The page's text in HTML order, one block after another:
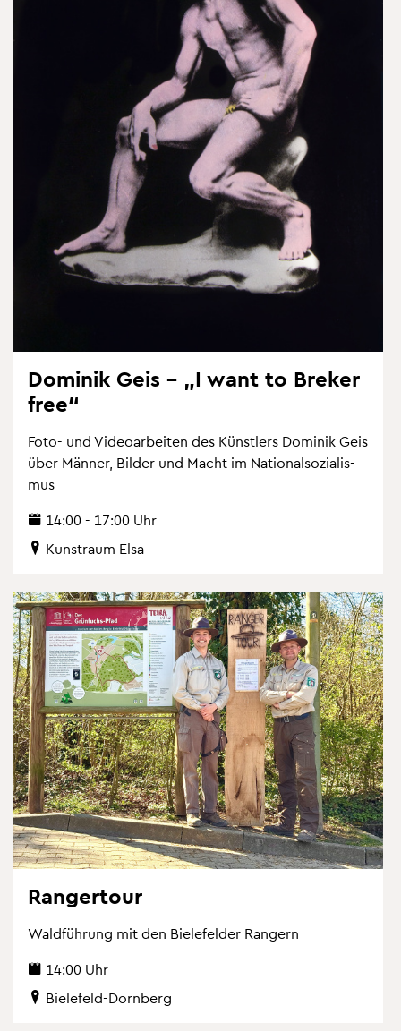
Do­mi­nik Geis – „I want to Bre­ker
free“
Foto- und Vi­deo­ar­bei­ten des Künst­lers Do­mi­nik Geis
über Män­ner, Bil­der und Macht im Na­tio­nal­so­zia­lis­
mus
14:00 - 17:00 Uhr
Kunst­raum Elsa
Ran­ger­tour
Wald­füh­rung mit den Bie­le­fel­der Ran­gern
14:00 Uhr
Bie­le­feld-Dorn­berg